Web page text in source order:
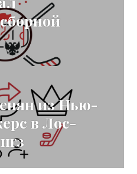
из Нью-
в Лос-